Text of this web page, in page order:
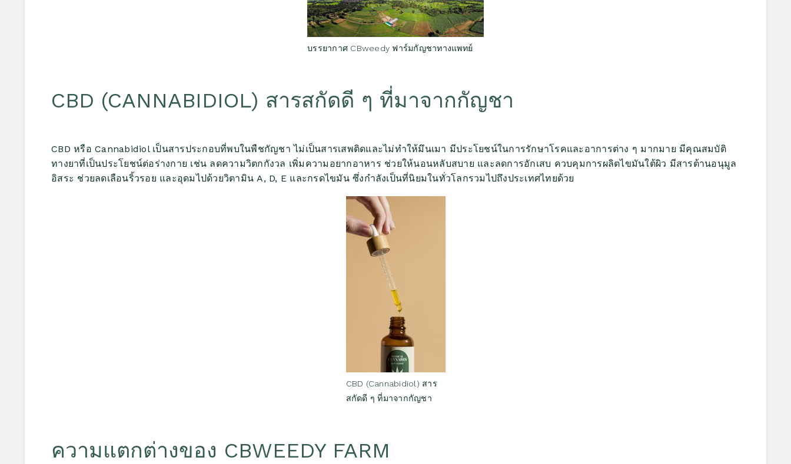
บรรยากาศ CBweedy ฟาร์มกัญชาทางแพทย์
CBD (CANNABIDIOL) สารสกัดดี ๆ ที่มาจากกัญชา
CBD หรือ Cannabidiol เป็นสารประกอบที่พบในพืชกัญชา ไม่เป็นสารเสพติดและไม่ทำให้มึนเมา มีประโยชน์ในการรักษาโรคและอาการต่าง ๆ มากมาย มีคุณสมบัติ
ทางยาที่เป็นประโยชน์ต่อร่างกาย เช่น ลดความวิตกกังวล เพิ่มความอยากอาหาร ช่วยให้นอนหลับสบาย และลดการอักเสบ ควบคุมการผลิตไขมันใต้ผิว มีสารต้านอนุมูล
อิสระ ช่วยลดเลือนริ้วรอย และอุดมไปด้วยวิตามิน A, D, E และกรดไขมันซึ่งกำลังเป็นที่นิยมในทั่วโลกรวมไปถึงประเทศไทยด้วย
CBD (Cannabidiol) สาร
สกัดดี ๆ ที่มาจากกัญชา
ความแตกต่างของ CBWEEDY FARM